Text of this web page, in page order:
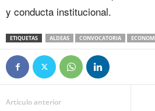
y conducta institucional.
ETIQUETAS ALDEAS CONVOCATORIA
Artículo anterior